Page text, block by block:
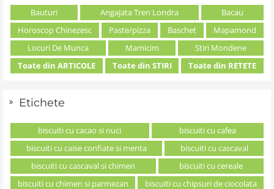
Bauturi Angajata Tren Londra
Bacau
Horoscop Chinezesc
Paste/pizza Baschet
Mapamond
Locuri De Munca
Mamicim
Stiri Mondene
Toate din ARTICOLE
Toate din STIRI Toate din RETETE
Etichete
biscuiti cu cacao si nuci
biscuiti cu cafea
biscuiti cu caise confiate si menta
biscuiti cu cascaval
biscuiti cu cascaval si chimen
biscuiti cu cereale
biscuiti cu chimen si parmezan
biscuiti cu chipsuri de ciocolata